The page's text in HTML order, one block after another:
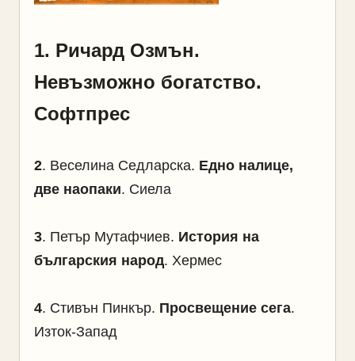
1. Ричард Озмън.
Невъзможно богатство.
Софтпрес
2. Веселина Седларска. Едно налице,
две наопаки. Сиела
3. Петър Мутафчиев. История на
българския народ. Хермес
4. Стивън Пинкър. Просвещение сега.
Изток-Запад